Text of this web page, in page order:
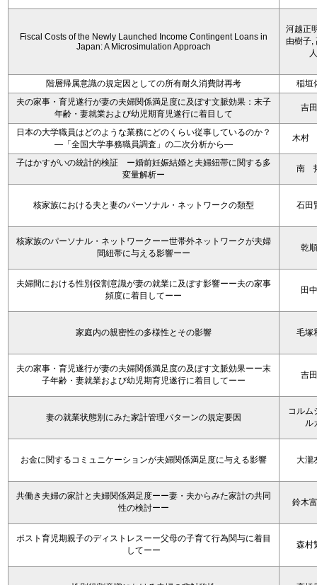
Fiscal Costs of the Newly Launched Income Contingent Loans in
Japan: A Microsimulation Approach
河越正
由樹子,
人
階層帰属意識の規定因としての所有耐久消費財再考
稲垣
夫の家事・育児遂行が妻の夫婦関係満足度に及ぼす文脈効果：末子
年齢・妻就業および幼児期育児遂行に着目して
吉
日本の大学職員はどのような業務にどのくらい従事しているのか？
―「全国大学事務職員調査」の二次分析から―
木村
子はかすがいの統計的検証 ー婚前妊娠結婚と夫婦紐帯に関する多
変量解析ー
南
核家族における夫と妻のパーソナル・ネットワークの類型 石田
核家族のパーソナル・ネットワークーー世帯外ネットワークが夫婦
間紐帯に与える影響ーー
乾
夫婦間における性別役割意識が妻の就業に及ぼす影響ーー夫の家事
頻度に着目してーー
田
家庭内の親密性の多様性とその影響 毛塚
夫の家事・育児遂行が妻の夫婦関係満足度の及ぼす文脈効果ーー末
子年齢・妻就業および幼児期育児遂行に着目してーー
吉
妻の就業状態別にみた家計管理パターンの規定要因
コル
ル
お金に関するコミュニケーションが夫婦関係満足度に与える影響 大瀧
共働き夫婦の家計と夫婦関係満足度ーー妻・夫からみた家計の共同
性の検討ーー
鈴木
ポスト育児期親子のディストレスーー父母の子育て行為関与に着目
してーー
森村